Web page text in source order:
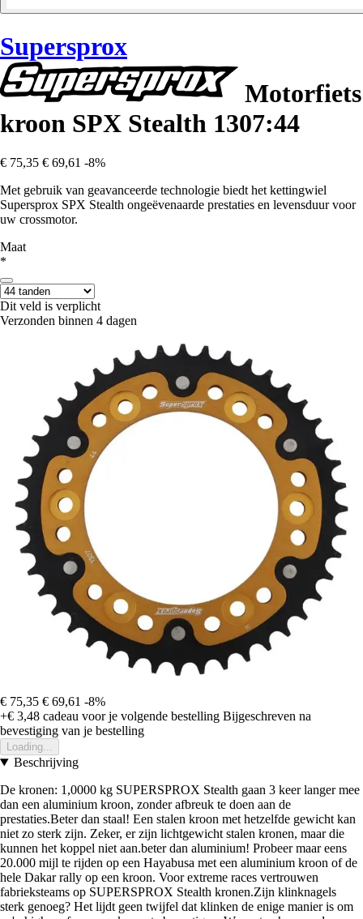
Supersprox
Motorfiets
kroon SPX Stealth 1307:44
€ 75,35 € 69,61 -8%
Met gebruik van geavanceerde technologie biedt het kettingwiel
Supersprox SPX Stealth ongeëvenaarde prestaties en levensduur voor
uw crossmotor.
Maat
*
Dit veld is verplicht
Verzonden binnen 4 dagen
€ 75,35 € 69,61 -8%
+€ 3,48 cadeau voor je volgende bestelling Bijgeschreven na
bevestiging van je bestelling
Loading...
Beschrijving
De kronen: 1,0000 kg SUPERSPROX Stealth gaan 3 keer langer mee
dan een aluminium kroon, zonder afbreuk te doen aan de
prestaties.Beter dan staal! Een stalen kroon met hetzelfde gewicht kan
niet zo sterk zijn. Zeker, er zijn lichtgewicht stalen kronen, maar die
kunnen het koppel niet aan.beter dan aluminium! Probeer maar eens
20.000 mijl te rijden op een Hayabusa met een aluminium kroon of de
hele Dakar rally op een kroon. Voor extreme races vertrouwen
fabrieksteams op SUPERSPROX Stealth kronen.Zijn klinknagels
sterk genoeg? Het lijdt geen twijfel dat klinken de enige manier is om